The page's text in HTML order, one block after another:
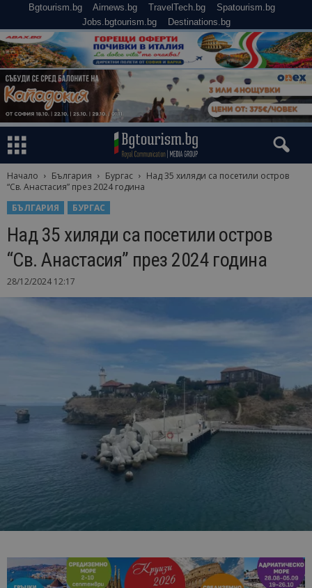
Bgtourism.bg Airnews.bg TravelTech.bg
Spatourism.bg
Jobs.bgtourism.bg
Destinations.bg
Начало България Бургас
Над 35 хиляди са посетили остров
“Св. Анастасия” през 2024 година
БЪЛГАРИЯ
БУРГАС
Над 35 хиляди са посетили остров
“Св. Анастасия” през 2024 година
28/12/2024 12:17